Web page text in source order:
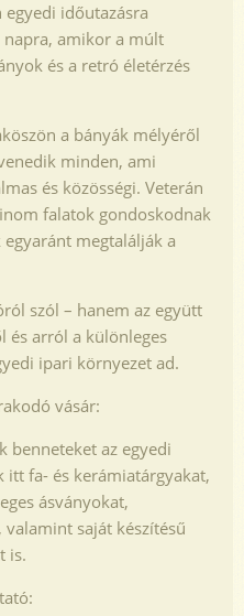
egyedi időutazásra
amikor a múlt
és a retró életérzés
a bányák mélyéről
minden, ami
és közösségi. Veterán
falatok gondoskodnak
megtalálják a
szól – hanem az együtt
és arról a különleges
ipari környezet ad.
vásár:
benneteket az egyedi
fa- és kerámiatárgyakat,
ásványokat,
valamint saját készítésű
is.